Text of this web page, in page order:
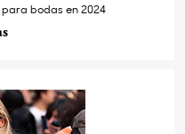
bodas en 2024